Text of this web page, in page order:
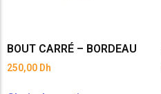
BOUT CARRÉ – BORDEAU
250,00 Dh